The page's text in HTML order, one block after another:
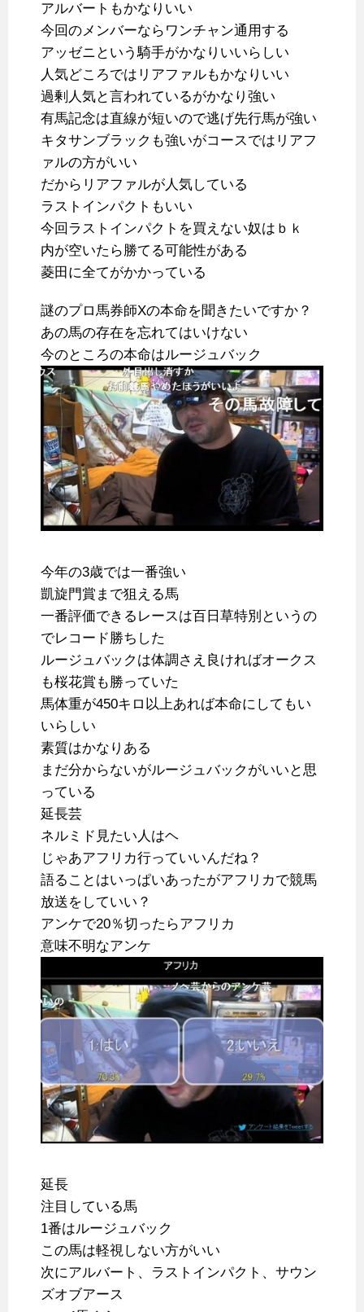
アルバートもかなりいい
今回のメンバーならワンチャン通用する
アッゼニという騎手がかなりいいらしい
人気どころではリアファルもかなりいい
過剰人気と言われているがかなり強い
有馬記念は直線が短いので逃げ先行馬が強い
キタサンブラックも強いがコースではリアフ
ァルの方がいい
だからリアファルが人気している
ラストインパクトもいい
今回ラストインパクトを買えない奴はｂｋ
内が空いたら勝てる可能性がある
菱田に全てがかかっている
謎のプロ馬券師Xの本命を聞きたいですか？
あの馬の存在を忘れてはいけない
今のところの本命はルージュバック
今年の3歳では一番強い
凱旋門賞まで狙える馬
一番評価できるレースは百日草特別というの
でレコード勝ちした
ルージュバックは体調さえ良ければオークス
も桜花賞も勝っていた
馬体重が450キロ以上あれば本命にしてもい
いらしい
素質はかなりある
まだ分からないがルージュバックがいいと思
っている
延長芸
ネルミド見たい人はヘ
じゃあアフリカ行っていいんだね？
語ることはいっぱいあったがアフリカで競馬
放送をしていい？
アンケで20％切ったらアフリカ
意味不明なアンケ
延長
注目している馬
1番はルージュバック
この馬は軽視しない方がいい
次にアルバート、ラストインパクト、サウン
ズオブアース